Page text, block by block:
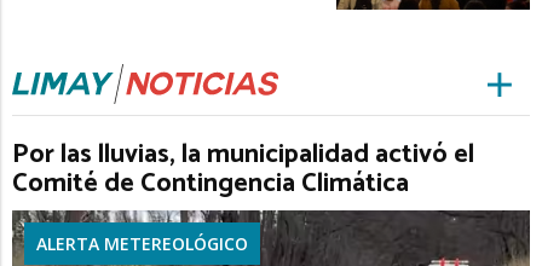
Por las lluvias, la municipalidad activó el
Comité de Contingencia Climática
ALERTA METEREOLÓGICO